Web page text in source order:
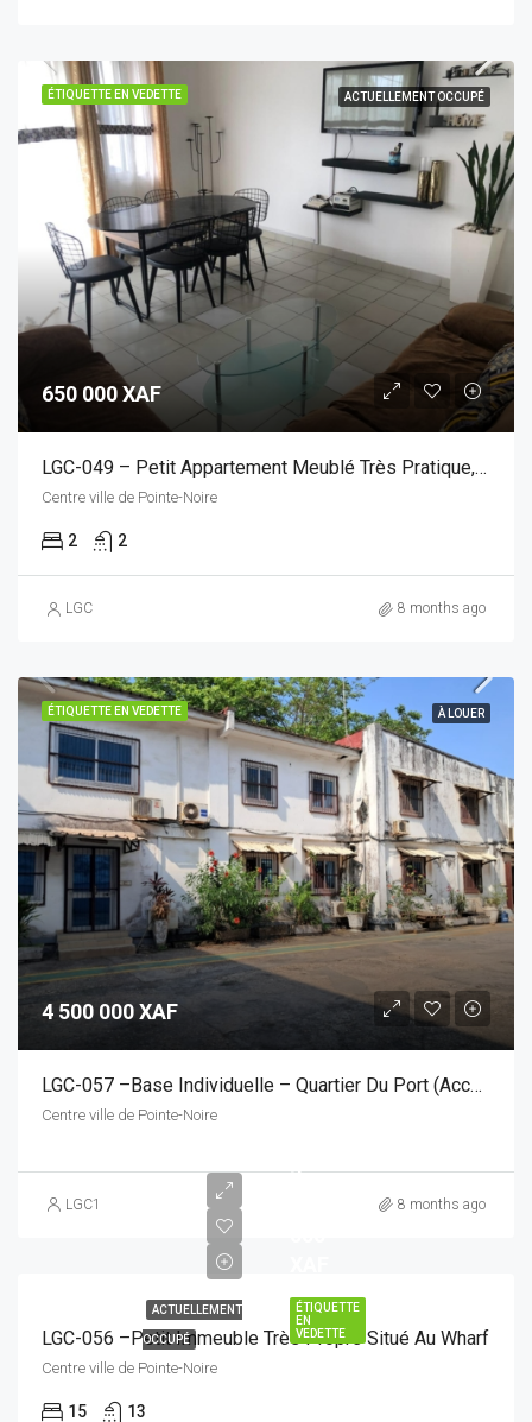
ÉTIQUETTE EN VEDETTE ACTUELLEMENT OCCUPÉ
650 000 XAF
LGC-049 – Petit Appartement Meublé Très Pratique, Situé Au Centre-Ville Et D’accès Facile
Centre ville de Pointe-Noire
2 2
LGC 8 months ago
ÉTIQUETTE EN VEDETTE À LOUER
4 500 000 XAF
LGC-057 –Base Individuelle – Quartier Du Port (Accès Facile)
Centre ville de Pointe-Noire
LGC1 8 months ago
ÉTIQUETTE
EN
VEDETTE
ACTUELLEMENT
OCCUPÉ
3
LGC-056 –Petit Immeuble Très Propre Situé Au Wharf
Centre ville de Pointe-Noire
15 13